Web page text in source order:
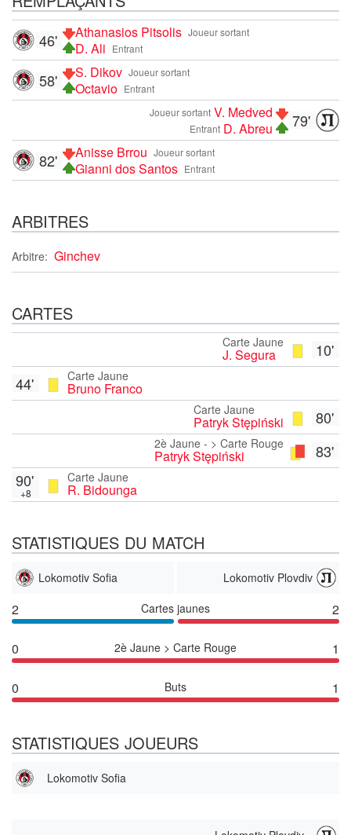
Joueur sortant
Athanasios Pitsolis
Entrant
D. Ali
46'
Joueur sortant
S. Dikov
Entrant
Octavio
58'
79'
Joueur sortant V. Medved
Entrant D. Abreu
Joueur sortant
Anisse Brrou
Entrant
Gianni dos Santos
82'
ARBITRES
Arbitre: Ginchev
CARTES
10'
Carte Jaune
J. Segura
Carte Jaune
Bruno Franco
44'
80'
Carte Jaune
Patryk Stępiński
83'
2è Jaune - > Carte Rouge
Patryk Stępiński
Carte Jaune
R. Bidounga
90'
+8
STATISTIQUES DU MATCH
Lokomotiv Sofia Lokomotiv Plovdiv
2 Cartes jaunes 2
0 2è Jaune > Carte Rouge 1
0 Buts 1
STATISTIQUES JOUEURS
Lokomotiv Sofia